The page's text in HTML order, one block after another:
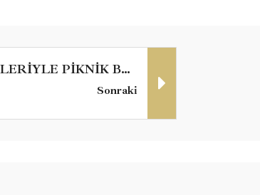
MESLEKTAŞLARIMIZ VE AİLELERİYLE PİKNİK BULUŞMASI - 28.06.2026
Sonraki